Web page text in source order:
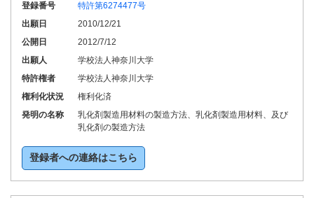
登録番号
特許第6274477号
出願日
2010/12/21
公開日
2012/7/12
出願人
学校法人神奈川大学
特許権者
学校法人神奈川大学
権利化状況
権利化済
発明の名称
乳化剤製造用材料の製造方法、乳化剤製造用材料、及び
乳化剤の製造方法
登録者への連絡はこちら